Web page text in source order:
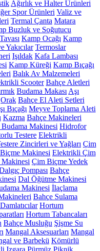
Ağırlık ve Halter Ürünleri
Spor Ürünleri Valiz ve
Termal Çanta Matara
Buzluk ve Soğutucu
Kamp Ocağı Kamp
Yakıcılar Termoslar
Işıldak Kafa Lambası
Kamp Küreği Kamp Bıçağı
Balık Av Malzemeleri
Scooter Bahçe Aletleri
Budama Makası Aşı
Orak Bahçe El Aleti Setleri
Bıçağı Meyve Toplama Aleti
Kazma Bahçe Makineleri
Makinesi Hidrofor
Testere Elektrikli
Zincirleri ve Yağları Çim
Makinesi Elektrikli Çim
Çim Biçme Yedek
Pompası Bahçe
Dal Öğütme Makinesi
Makinesi İlaçlama
Bahçe Sulama
Hortum
Hortum Tabancaları
Bahçe Musluğu Şişme Su
Mangal Aksesuarları Mangal
ve Barbekü Kömürlü
Izgara Pürmüz Piknik